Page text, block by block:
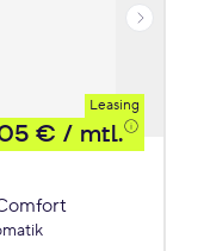
Leasing
€ / mtl.